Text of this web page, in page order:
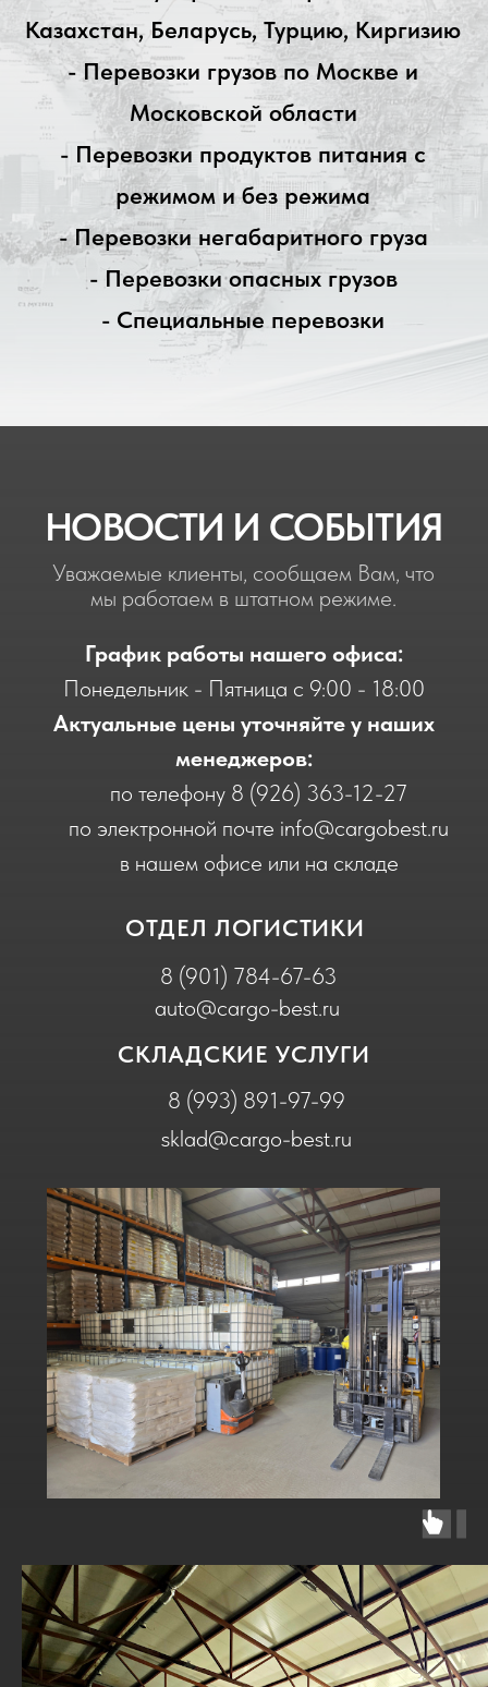
ОБЩИЕ ВОПРОСЫ
Московская область, г. Раменское,
территория 2-й км.Автодороги ММК, д.15
График работы : Понедельник -
Пятница с 9:00 - 18:00
8 (993) 891-97-98 | cargo-best50@mail.ru
Отдел международных перевозок
8 (993) 892-97-98 | auto@cargo-best.ru
Отдел внутренних перевозок
8 (926) 363-12-27 | 0204-ati@mail.ru
Отдел складского хранения
НАШИ КОНТАКТЫ
ИНФОРМАЦИЯ
Заказать звонок Оформить доставку Консультация